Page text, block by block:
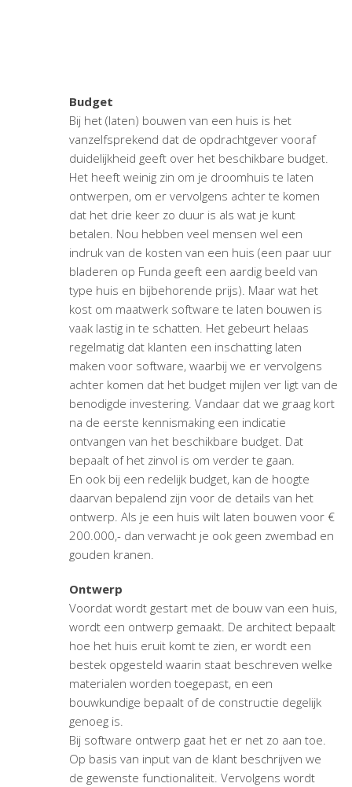
Budget
Bij het (laten) bouwen van een huis is het
vanzelfsprekend dat de opdrachtgever vooraf
duidelijkheid geeft over het beschikbare budget.
Het heeft weinig zin om je droomhuis te laten
ontwerpen, om er vervolgens achter te komen
dat het drie keer zo duur is als wat je kunt
betalen. Nou hebben veel mensen wel een
indruk van de kosten van een huis (een paar uur
bladeren op Funda geeft een aardig beeld van
type huis en bijbehorende prijs). Maar wat het
kost om maatwerk software te laten bouwen is
vaak lastig in te schatten. Het gebeurt helaas
regelmatig dat klanten een inschatting laten
maken voor software, waarbij we er vervolgens
achter komen dat het budget mijlen ver ligt van de
benodigde investering. Vandaar dat we graag kort
na de eerste kennismaking een indicatie
ontvangen van het beschikbare budget. Dat
bepaalt of het zinvol is om verder te gaan.
En ook bij een redelijk budget, kan de hoogte
daarvan bepalend zijn voor de details van het
ontwerp. Als je een huis wilt laten bouwen voor €
200.000,- dan verwacht je ook geen zwembad en
gouden kranen.
Ontwerp
Voordat wordt gestart met de bouw van een huis,
wordt een ontwerp gemaakt. De architect bepaalt
hoe het huis eruit komt te zien, er wordt een
bestek opgesteld waarin staat beschreven welke
materialen worden toegepast, en een
bouwkundige bepaalt of de constructie degelijk
genoeg is.
Bij software ontwerp gaat het er net zo aan toe.
Op basis van input van de klant beschrijven we
de gewenste functionaliteit. Vervolgens wordt